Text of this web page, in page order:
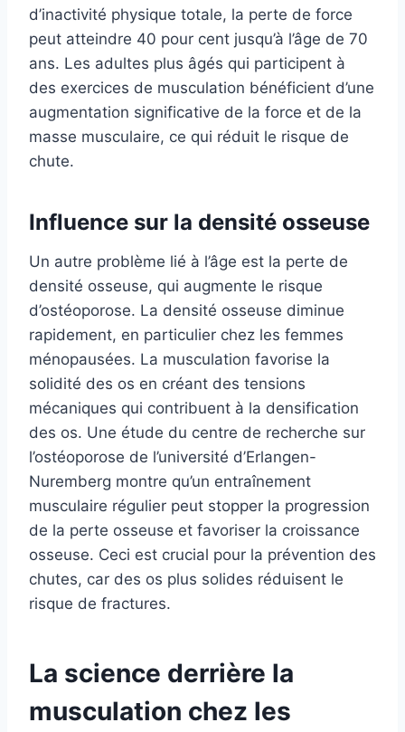
d’inactivité physique totale, la perte de force
peut atteindre 40 pour cent jusqu’à l’âge de 70
ans. Les adultes plus âgés qui participent à
des exercices de musculation bénéficient d’une
augmentation significative de la force et de la
masse musculaire, ce qui réduit le risque de
chute.
Influence sur la densité osseuse
Un autre problème lié à l’âge est la perte de
densité osseuse, qui augmente le risque
d’ostéoporose. La densité osseuse diminue
rapidement, en particulier chez les femmes
ménopausées. La musculation favorise la
solidité des os en créant des tensions
mécaniques qui contribuent à la densification
des os. Une étude du centre de recherche sur
l’ostéoporose de l’université d’Erlangen-
Nuremberg montre qu’un entraînement
musculaire régulier peut stopper la progression
de la perte osseuse et favoriser la croissance
osseuse. Ceci est crucial pour la prévention des
chutes, car des os plus solides réduisent le
risque de fractures.
La science derrière la
musculation chez les